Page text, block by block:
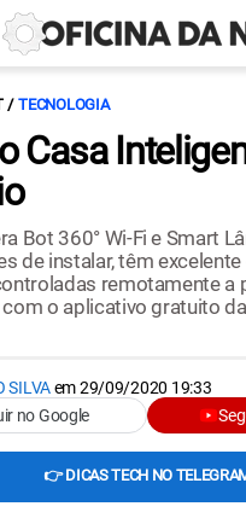
TECNOLOGIA
Casa
Bot 360° Wi-Fi e Smart
de instalar, têm
remotamente a
o aplicativo gratuito
SILVAem29/09/2020 19:33
no Google
👉 DICAS TECH NO